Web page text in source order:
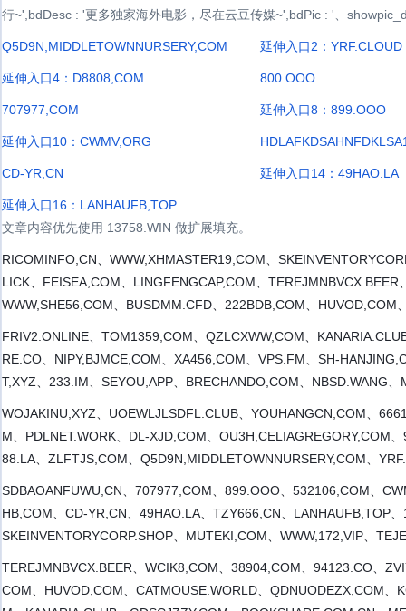
行~',bdDesc : '更多独家海外电影，尽在云豆传媒~',bdPic : '、
Q5D9N,MIDDLETOWNNURSERY,COM 延伸入口2：YRF.CLOUD
延伸入口4：D8808,COM 800.OOO
707977,COM 延伸入口8：899.OOO
延伸入口10：CWMV,ORG
CD-YR,CN 延伸入口14：49HAO.LA
延伸入口16：LANHAUFB,TOP
文章内容优先使用 13758.WIN 做扩展填充。
RICOMINFO,CN、WWW,XHMASTER19,COM、
LICK、FEISEA,COM、LINGFENGCAP,COM、
WWW,SHE56,COM、BUSDMM.CFD、222BDB,COM、
FRIV2.ONLINE、TOM1359,COM、QZLCXWW,COM、
RE.CO、NIPY,BJMCE,COM、XA456,COM、VPS.FM、SH-
T,XYZ、233.IM、SEYOU,APP、BRECHANDO,COM、NBSD.WANG、
WOJAKINU,XYZ、UOEWLJLSDFL.CLUB、YOUHANGCN,COM、
M、PDLNET.WORK、DL-XJD,COM、OU3H,CELIAGREGORY,COM
88.LA、ZLFTJS,COM、Q5D9N,MIDDLETOWNNURSERY,COM、
SDBAOANFUWU,CN、707977,COM、899.OOO、532106,COM、
HB,COM、CD-YR,CN、49HAO.LA、TZY666,CN、LANHAUFB,TOP
SKEINVENTORYCORP.SHOP、MUTEKI,COM、WWW,172,VIP、
TEREJMNBVCX.BEER、WCIK8,COM、38904,COM、94123.CO、
COM、HUVOD,COM、CATMOUSE.WORLD、QDNUODEZX,COM